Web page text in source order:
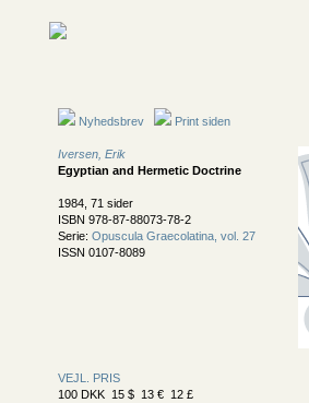
Nyhedsbrev Print siden
Iversen, Erik
Egyptian and Hermetic Doctrine
1984, 71 sider
ISBN 978-87-88073-78-2
Serie: Opuscula Graecolatina, vol. 27
ISSN 0107-8089
VEJL. PRIS
100 DKK 15 $ 13 € 12 £